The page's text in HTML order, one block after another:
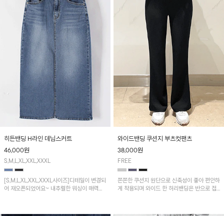
히든밴딩 H라인 데님스커트
46,000원
S,M,L,XL,XXL,XXXL
[S,M,L,XL,XXL,XXXL사이즈]디테일이 변경되
어 재오픈되었어요~ 내추럴한 워싱이 매력적
와이드밴딩 쿠션지 부츠컷팬츠
38,000원
FREE
쫀쫀한 쿠션지 원단으로 신축성이 좋아 편안하
게 착용되며 와이드 한 허리밴딩은 반으로 접